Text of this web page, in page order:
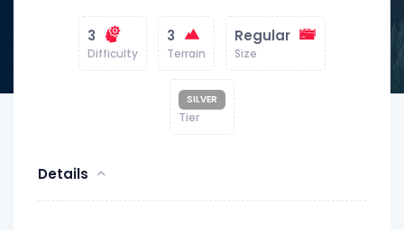
3
Difficulty
3
Terrain
Regular
Size
SILVER
Tier
Details